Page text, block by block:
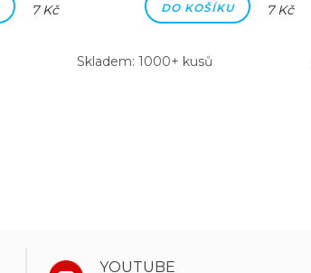
7 Kč DO KOŠÍKU
Skladem: 1000+ kusů
7 Kč
YOUTUBE